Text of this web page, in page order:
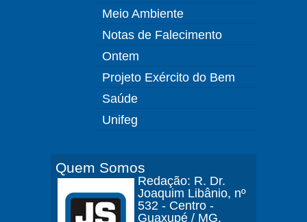
Meio Ambiente
Notas de Falecimento
Ontem
Projeto Exército do Bem
Saúde
Unifeg
Quem Somos
Redação: R. Dr.
Joaquim Libânio, nº
532 - Centro -
Guaxupé / MG.